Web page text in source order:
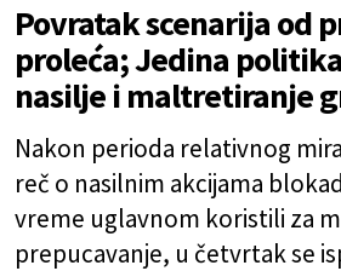
Povratak scenarija od
proleća; Jedina
nasilje i maltretiranje
Nakon perioda relativnog
reč o nasilnim akcijama
vreme uglavnom koristili za
prepucavanje, u četvrtak se